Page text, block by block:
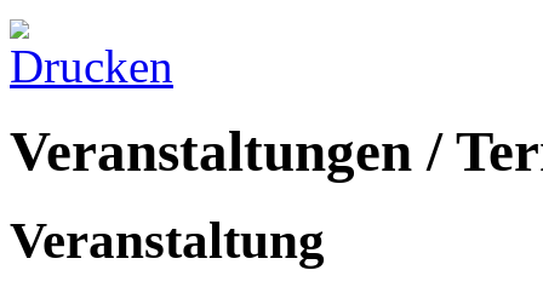
Veranstaltungen /
Veranstaltung